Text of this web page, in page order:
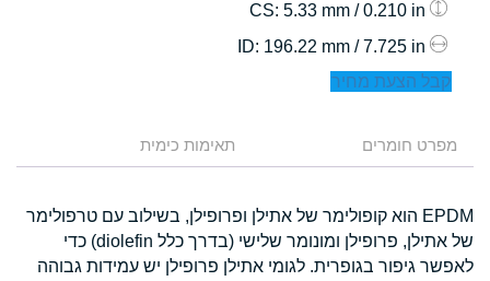
: 5.33 mm / 0.210 in
: 196.22 mm / 7.725 in
קבל הצעת מחיר
מפרט חומרים תאימות כימית
EPDM הוא קופולימר של אתילן ופרופילן, בשילוב עם טרפולימר
של אתילן, פרופילן ומונומר שלישי (בדרך כלל diolefin) כדי
לאפשר גיפור בגופרית. לגומי אתילן פרופילן יש עמידות גבוהה